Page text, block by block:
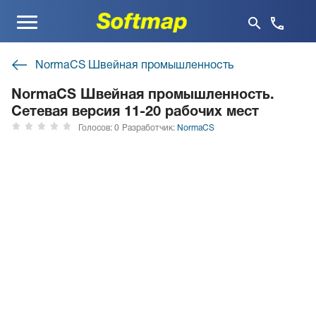
Меню
NormaCS Швейная промышленность
NormaCS Швейная промышленность.
Сетевая версия 11-20 рабочих мест
Голосов: 0 Разработчик: NormaCS